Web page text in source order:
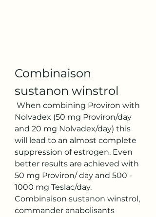
Combinaison
sustanon winstrol
Nolvadex (50 mg Proviron/day
and 20 mg Nolvadex/day) this
will lead to an almost complete
suppression of estrogen. Even
better results are achieved with
50 mg Proviron/ day and 500 -
1000 mg Teslac/day.
Combinaison sustanon winstrol,
commander anabolisants